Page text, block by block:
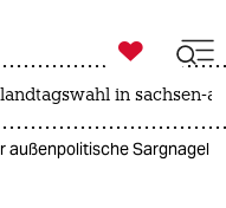

taz zahl ich
landtagswahl in sachsen-
außenpolitische Sargnagel